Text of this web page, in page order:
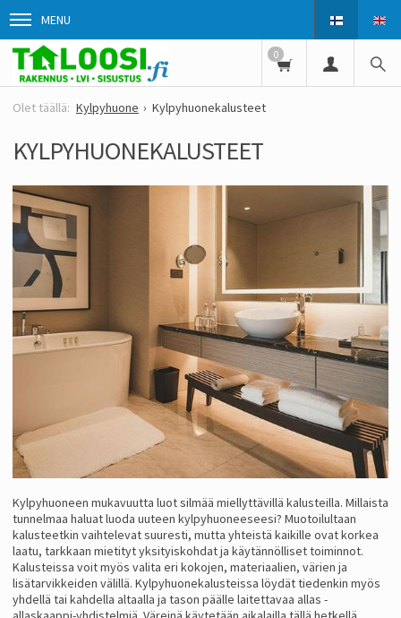
MENU
0
Kylpyhuone Kylpyhuonekalusteet
KYLPYHUONEKALUSTEET
Kylpyhuoneen mukavuutta luot silmää miellyttävillä kalusteilla. Millaista
tunnelmaa haluat luoda uuteen kylpyhuoneeseesi? Muotoilultaan
kalusteetkin vaihtelevat suuresti, mutta yhteistä kaikille ovat korkea
laatu, tarkkaan mietityt yksityiskohdat ja käytännölliset toiminnot.
Kalusteissa voit myös valita eri kokojen, materiaalien, värien ja
lisätarvikkeiden välillä. Kylpyhuonekalusteissa löydät tiedenkin myös
yhdellä tai kahdella altaalla ja tason päälle laitettavaa allas -